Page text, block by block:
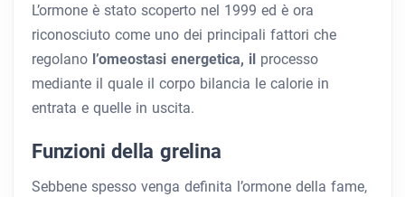
L’ormone è stato scoperto nel 1999 ed è ora
riconosciuto come uno dei principali fattori che
regolano l’omeostasi energetica, il processo
mediante il quale il corpo bilancia le calorie in
entrata e quelle in uscita.
Funzioni della grelina
Sebbene spesso venga definita l’ormone della fame,